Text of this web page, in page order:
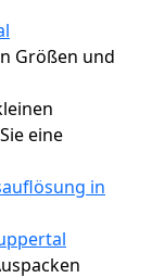
Größen und
eine
in